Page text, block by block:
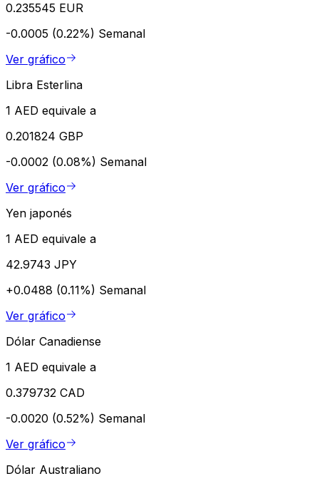
0.235545 EUR
-0.0005 (0.22%) Semanal
Ver gráfico
Libra Esterlina
1 AED equivale a
0.201824 GBP
-0.0002 (0.08%) Semanal
Ver gráfico
Yen japonés
1 AED equivale a
42.9743 JPY
+0.0488 (0.11%) Semanal
Ver gráfico
Dólar Canadiense
1 AED equivale a
0.379732 CAD
-0.0020 (0.52%) Semanal
Ver gráfico
Dólar Australiano